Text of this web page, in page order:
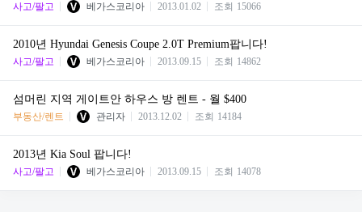
사고/팔고 베가스코리아 2013.01.02 조회 15066
2010년 Hyundai Genesis Coupe 2.0T Premium팝니다!
사고/팔고 베가스코리아 2013.09.15 조회 14862
섬머린 지역 게이트안 하우스 방 렌트 - 월 $400
부동산/렌트 관리자 2013.12.02 조회 14184
2013년 Kia Soul 팝니다!
사고/팔고 베가스코리아 2013.09.15 조회 14078